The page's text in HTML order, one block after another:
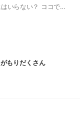
気になったそこの君！！ このオプにはいらない？ ココではロスワやキャラなど東方についてみんなでお話しているよ！！ 東方初心者も誰でも大歓迎！！ 意見箱でオプのみんなの意見も取り入れながらイベント等もやってます！！ もし気になったら入ってくれると嬉しいな！ 中で待ってまーす！！ - - - - - - - ᨳ꒰ ୨୧ ꒱ഒ - - - - - - - 2025年 2月23日 オプ設立 2025年 3月20日 50人達成 2025年 6月26日 100人達成 2026年 3月18日 150人達成 - - - - - - - ᨳ꒰ ୨୧ ꒱ഒ - - - - - - - #東方#東方Project#東ロワ#東方ロストワード#ロスワ#ゲンリプ#東方幻想エクリプス
もりだくさん